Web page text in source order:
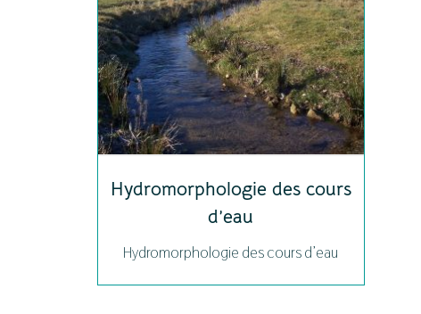
Hydromorphologie des cours
d’eau
Hydromorphologie des cours d’eau